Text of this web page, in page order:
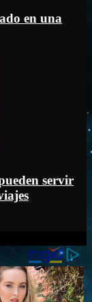
en una
servir